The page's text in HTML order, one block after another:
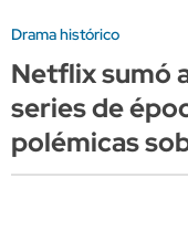
Drama histórico
Netflix sumó
series de
polémicas